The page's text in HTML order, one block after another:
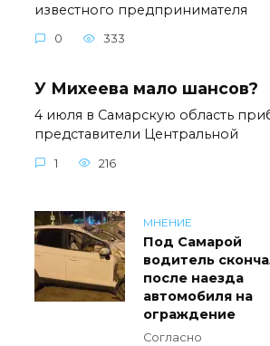
известного предпринимателя
0 333
У Михеева мало шансов?
4 июля в Самарскую область
представители Центральной
1 216
МНЕНИЕ
Под Самарой
водитель
после наезда
автомобиля на
ограждение
Согласно